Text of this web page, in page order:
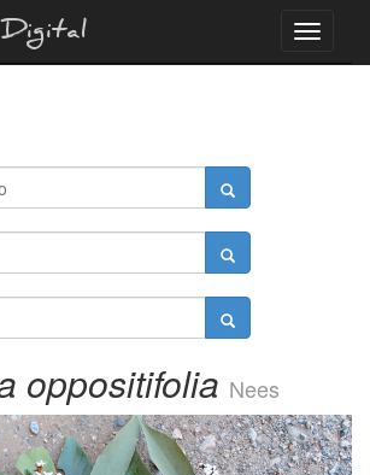
Menu
oppositifolia Nees